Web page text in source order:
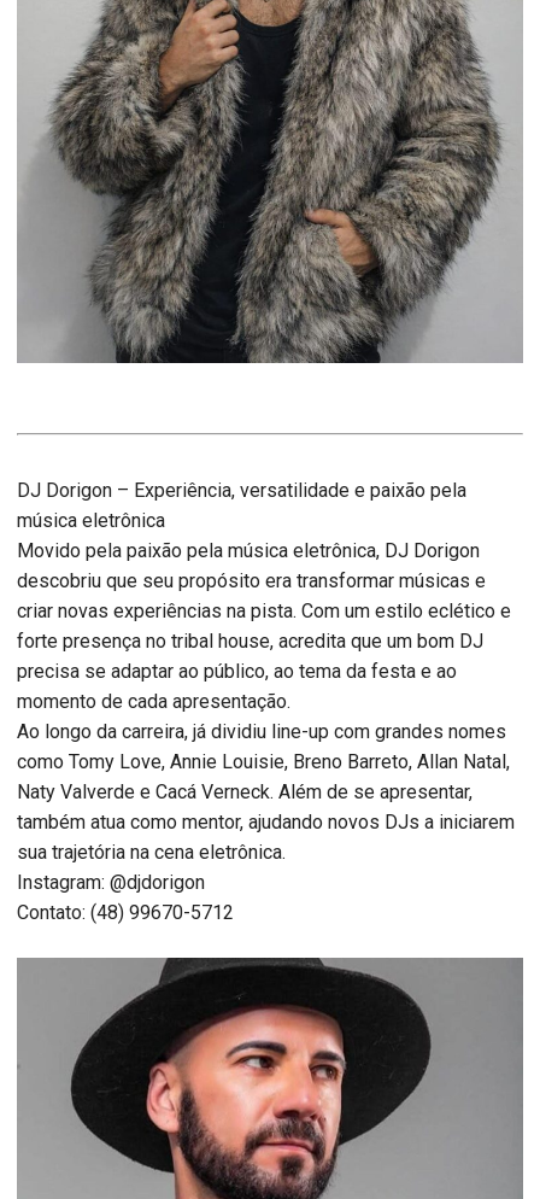
DJ Dorigon – Experiência, versatilidade e paixão pela
música eletrônica
Movido pela paixão pela música eletrônica, DJ Dorigon
descobriu que seu propósito era transformar músicas e
criar novas experiências na pista. Com um estilo eclético e
forte presença no tribal house, acredita que um bom DJ
precisa se adaptar ao público, ao tema da festa e ao
momento de cada apresentação.
Ao longo da carreira, já dividiu line-up com grandes nomes
como Tomy Love, Annie Louisie, Breno Barreto, Allan Natal,
Naty Valverde e Cacá Verneck. Além de se apresentar,
também atua como mentor, ajudando novos DJs a iniciarem
sua trajetória na cena eletrônica.
Instagram: @djdorigon
Contato: (48) 99670-5712